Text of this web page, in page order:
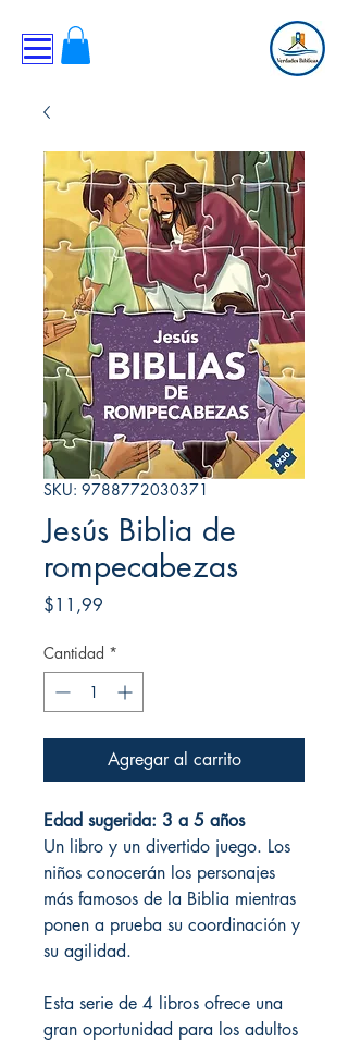
SKU: 9788772030371
Jesús Biblia de
rompecabezas
$11,99
Cantidad *
Agregar al carrito
Edad sugerida: 3 a 5 años
Un libro y un divertido juego. Los
niños conocerán los personajes
más famosos de la Biblia mientras
ponen a prueba su coordinación y
su agilidad.
Esta serie de 4 libros ofrece una
gran oportunidad para los adultos